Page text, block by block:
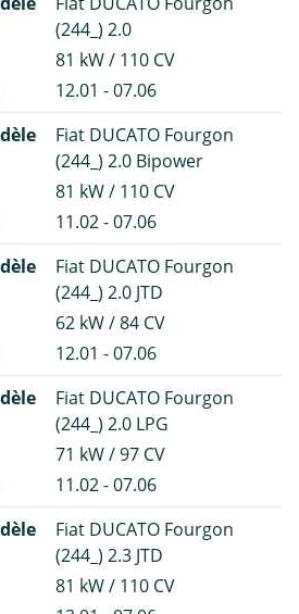
(244_) 2.0
81 kW / 110 CV
12.01 - 07.06
Fiat DUCATO Fourgon
(244_) 2.0 Bipower
81 kW / 110 CV
11.02 - 07.06
Fiat DUCATO Fourgon
(244_) 2.0 JTD
62 kW / 84 CV
12.01 - 07.06
Fiat DUCATO Fourgon
(244_) 2.0 LPG
71 kW / 97 CV
11.02 - 07.06
Fiat DUCATO Fourgon
(244_) 2.3 JTD
81 kW / 110 CV